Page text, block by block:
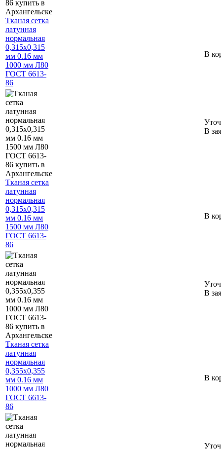
Тканая сетка
латунная
нормальная
0,315х0,315
мм 0.16 мм
1000 мм Л80
ГОСТ 6613-
86
В
Тканая сетка
латунная
нормальная
0,315х0,315
мм 0.16 мм
1500 мм Л80
ГОСТ 6613-
86
В
В
Тканая сетка
латунная
нормальная
0,355х0,355
мм 0.16 мм
1000 мм Л80
ГОСТ 6613-
86
В
В